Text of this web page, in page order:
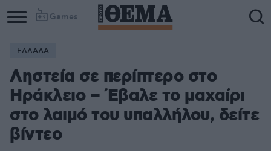
Games
ΕΛΛΑΔΑ
Ληστεία σε περίπτερο στο
Ηράκλειο – Έβαλε το μαχαίρι
στο λαιμό του υπαλλήλου, δείτε
βίντεο